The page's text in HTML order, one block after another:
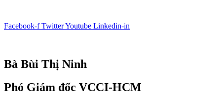
Facebook-f TwitterYoutube Linkedin-in
Bà Bùi Thị Ninh
Phó Giám đốc VCCI-HCM